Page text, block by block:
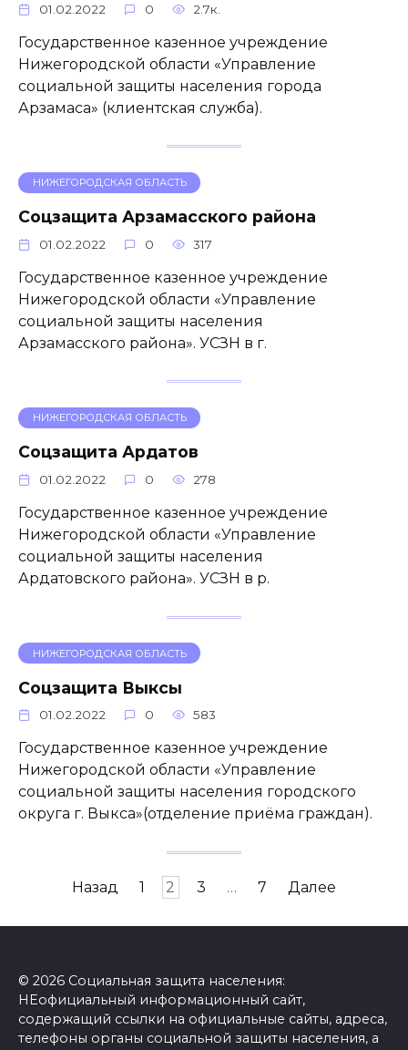
01.02.2022 0 2.7к.
Государственное казенное учреждение
Нижегородской области «Управление
социальной защиты населения города
Арзамаса» (клиентская служба).
НИЖЕГОРОДСКАЯ ОБЛАСТЬ
Соцзащита Арзамасского района
01.02.2022 0 317
Государственное казенное учреждение
Нижегородской области «Управление
социальной защиты населения
Арзамасского района». УСЗН в г.
НИЖЕГОРОДСКАЯ ОБЛАСТЬ
Соцзащита Ардатов
01.02.2022 0 278
Государственное казенное учреждение
Нижегородской области «Управление
социальной защиты населения
Ардатовского района». УСЗН в р.
НИЖЕГОРОДСКАЯ ОБЛАСТЬ
Соцзащита Выксы
01.02.2022 0 583
Государственное казенное учреждение
Нижегородской области «Управление
социальной защиты населения городского
округа г. Выкса»(отделение приёма граждан).
Пагинация
Назад 1 2 3 … 7 Далее
© 2026 Социальная защита населения:
НЕофициальный информационный сайт,
содержащий ссылки на официальные сайты, адреса,
телефоны органы социальной защиты населения, а